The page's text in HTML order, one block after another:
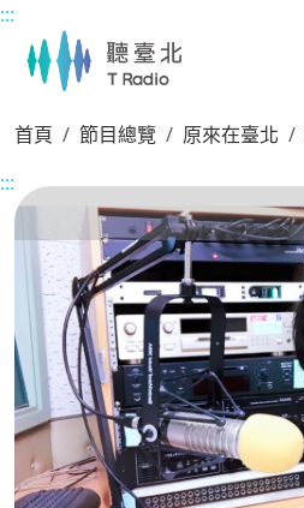
主要內容區塊
:::
首頁 節目總覽 原來在臺北
:::